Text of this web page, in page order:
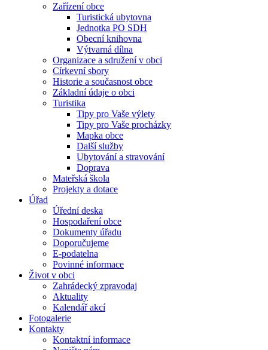
Zařízení obce
Turistická ubytovna
Jednotka PO SDH
Obecní knihovna
Výtvarná dílna
Organizace a sdružení v obci
Církevní sbory
Historie a současnost obce
Základní údaje o obci
Turistika
Tipy pro Vaše výlety
Tipy pro Vaše procházky
Mapka obce
Další služby
Ubytování a stravování
Doprava
Mateřská škola
Projekty a dotace
Úřad
Úřední deska
Hospodaření obce
Dokumenty úřadu
Doporučujeme
E-podatelna
Povinné informace
Život v obci
Zahrádecký zpravodaj
Aktuality
Kalendář akcí
Fotogalerie
Kontakty
Kontaktní informace